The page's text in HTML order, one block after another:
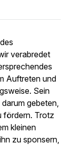
verabredet
Auftreten und
Sein
gebeten,
fördern. Trotz
kleinen
zu sponsern,